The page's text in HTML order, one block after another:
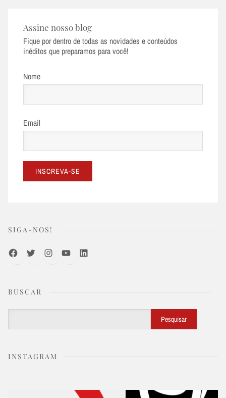
Assine nosso blog
Fique por dentro de todas as novidades e conteúdos
inéditos que preparamos para você!
Nome
Email
SIGA-NOS!
FacebookTwitterInstagramYoutubeLinkedIn
BUSCAR
Pesquisar
INSTAGRAM